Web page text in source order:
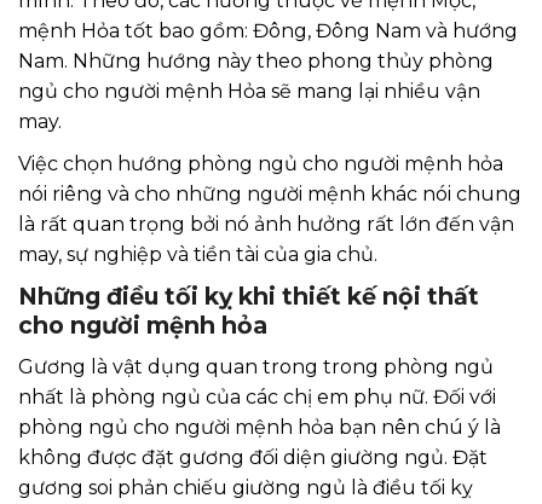
mệnh Hỏa tốt bao gồm: Đông, Đông Nam và hướng
Nam. Những hướng này theo phong thủy phòng
ngủ cho người mệnh Hỏa sẽ mang lại nhiều vận
may.
Việc chọn hướng phòng ngủ cho người mệnh hỏa
nói riêng và cho những người mệnh khác nói chung
là rất quan trọng bởi nó ảnh hưởng rất lớn đến vận
may, sự nghiệp và tiền tài của gia chủ.
Những điều tối kỵ khi thiết kế nội thất
cho người mệnh hỏa
Gương là vật dụng quan trong trong phòng ngủ
nhất là phòng ngủ của các chị em phụ nữ. Đối với
phòng ngủ cho người mệnh hỏa bạn nên chú ý là
không được đặt gương đối diện giường ngủ. Đặt
gương soi phản chiếu giường ngủ là điều tối kỵ